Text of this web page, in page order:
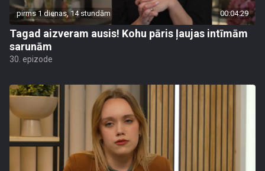
pirms 1 dienas, 14 stundām 00:04:29
Tagad aizveram ausis! Kohu pāris ļaujas intīmām
sarunām
30. epizode